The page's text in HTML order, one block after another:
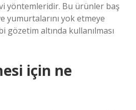
yöntemleridir. Bu ürünler baş
yumurtalarını yok etmeye
gözetim altında kullanılması
için ne